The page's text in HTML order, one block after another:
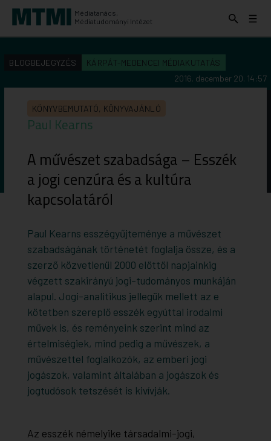
Médiatanács,
Médiatudományi Intézet
KERESÉS AZ INTÉZET ANYAGAI KÖZÖTT
indítása
Keresés
Menü
BLOGBEJEGYZÉS
KÁRPÁT-MEDENCEI MÉDIAKUTATÁS
2016. december 20. 14:57
Paul Kearns
KÖNYVBEMUTATÓ, KÖNYVAJÁNLÓ
A művészet szabadsága – Esszék
a jogi cenzúra és a kultúra
kapcsolatáról
Paul Kearns esszégyűjteménye a művészet
szabadságának történetét foglalja össze, és a
szerző közvetlenül 2000 előttől napjainkig
végzett szakirányú jogi-tudományos munkáján
alapul. Jogi-analitikus jellegük mellett az e
kötetben szereplő esszék egyúttal irodalmi
művek is, és reményeink szerint mind az
értelmiségiek, mind pedig a művészek, a
művészettel foglalkozók, az emberi jogi
jogászok, valamint általában a jogászok és
jogtudósok tetszését is kivívják.
Az esszék némelyike társadalmi-jogi,